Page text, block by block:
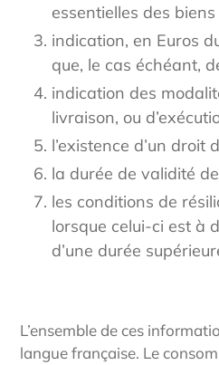
essentielles des
indication, en Euros
que, le cas échéant,
indication des
livraison, ou
l’existence d’un droit
la durée de validité
les conditions de
lorsque celui-ci est à
d’une durée
L’ensemble de ces
langue française. Le